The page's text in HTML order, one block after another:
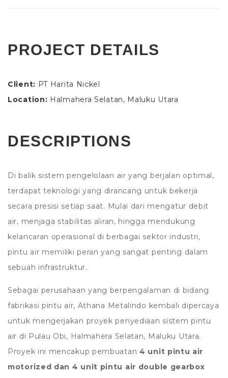
PROJECT DETAILS
Client: PT Harita Nickel
Location: Halmahera Selatan, Maluku Utara
DESCRIPTIONS
Di balik sistem pengelolaan air yang berjalan optimal,
terdapat teknologi yang dirancang untuk bekerja
secara presisi setiap saat. Mulai dari mengatur debit
air, menjaga stabilitas aliran, hingga mendukung
kelancaran operasional di berbagai sektor industri,
pintu air memiliki peran yang sangat penting dalam
sebuah infrastruktur.
Sebagai perusahaan yang berpengalaman di bidang
fabrikasi pintu air, Athana Metalindo kembali dipercaya
untuk mengerjakan proyek penyediaan sistem pintu
air di Pulau Obi, Halmahera Selatan, Maluku Utara.
Proyek ini mencakup pembuatan 4 unit pintu air
motorized dan 4 unit pintu air double gearbox